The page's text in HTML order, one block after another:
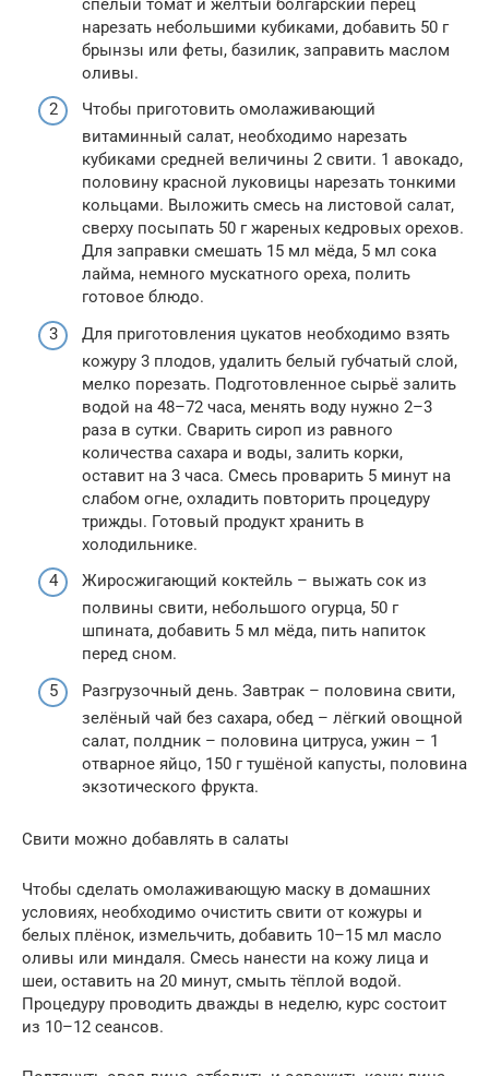
спелый томат и жёлтый болгарский перец
нарезать небольшими кубиками, добавить 50 г
брынзы или феты, базилик, заправить маслом
оливы.
Чтобы приготовить омолаживающий
витаминный салат, необходимо нарезать
кубиками средней величины 2 свити. 1 авокадо,
половину красной луковицы нарезать тонкими
кольцами. Выложить смесь на листовой салат,
сверху посыпать 50 г жареных кедровых орехов.
Для заправки смешать 15 мл мёда, 5 мл сока
лайма, немного мускатного ореха, полить
готовое блюдо.
Для приготовления цукатов необходимо взять
кожуру 3 плодов, удалить белый губчатый слой,
мелко порезать. Подготовленное сырьё залить
водой на 48–72 часа, менять воду нужно 2–3
раза в сутки. Сварить сироп из равного
количества сахара и воды, залить корки,
оставит на 3 часа. Смесь проварить 5 минут на
слабом огне, охладить повторить процедуру
трижды. Готовый продукт хранить в
холодильнике.
Жиросжигающий коктейль – выжать сок из
полвины свити, небольшого огурца, 50 г
шпината, добавить 5 мл мёда, пить напиток
перед сном.
Разгрузочный день. Завтрак – половина свити,
зелёный чай без сахара, обед – лёгкий овощной
салат, полдник – половина цитруса, ужин – 1
отварное яйцо, 150 г тушёной капусты, половина
экзотического фрукта.
Свити можно добавлять в салаты
Чтобы сделать омолаживающую маску в домашних
условиях, необходимо очистить свити от кожуры и
белых плёнок, измельчить, добавить 10–15 мл масло
оливы или миндаля. Смесь нанести на кожу лица и
шеи, оставить на 20 минут, смыть тёплой водой.
Процедуру проводить дважды в неделю, курс состоит
из 10–12 сеансов.